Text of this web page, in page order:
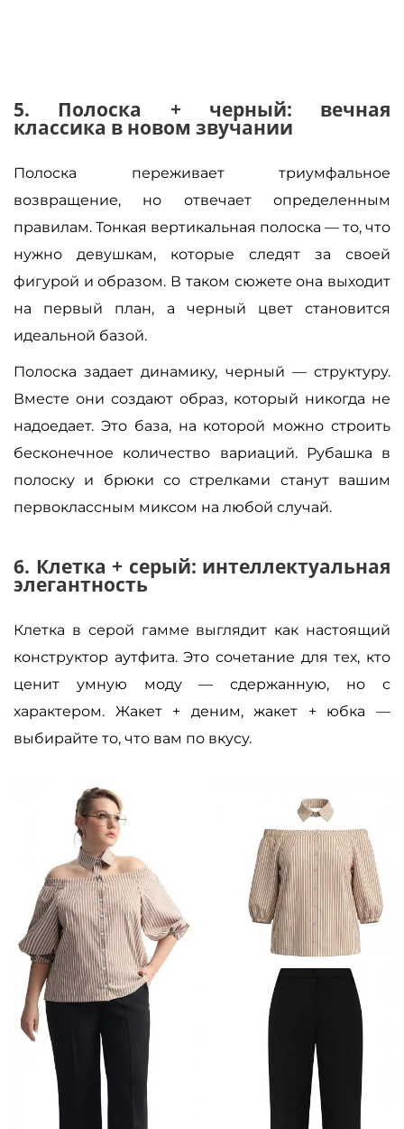
5. Полоска + черный: вечная
классика в новом звучании
Полоска переживает триумфальное
возвращение, но отвечает определенным
правилам. Тонкая вертикальная полоска — то, что
нужно девушкам, которые следят за своей
фигурой и образом. В таком сюжете она выходит
на первый план, а черный цвет становится
идеальной базой.
Полоска задает динамику, черный — структуру.
Вместе они создают образ, который никогда не
надоедает. Это база, на которой можно строить
бесконечное количество вариаций. Рубашка в
полоску и брюки со стрелками станут вашим
первоклассным миксом на любой случай.
6. Клетка + серый: интеллектуальная
элегантность
Клетка в серой гамме выглядит как настоящий
конструктор аутфита. Это сочетание для тех, кто
ценит умную моду — сдержанную, но с
характером. Жакет + деним, жакет + юбка —
выбирайте то, что вам по вкусу.